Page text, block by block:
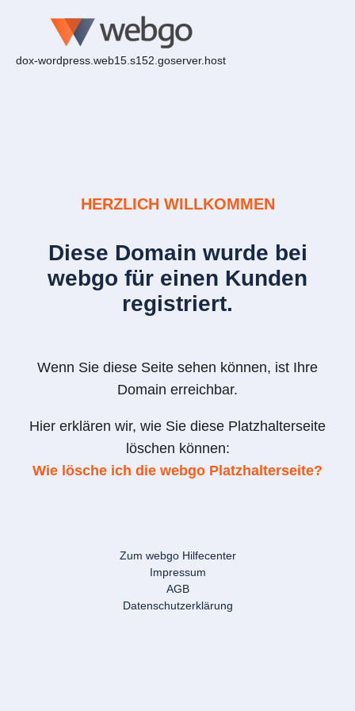
dox-wordpress.web15.s152.goserver.host
HERZLICH WILLKOMMEN
Diese Domain wurde bei
webgo für einen Kunden
registriert.
Wenn Sie diese Seite sehen können, ist Ihre
Domain erreichbar.
Hier erklären wir, wie Sie diese Platzhalterseite
löschen können:
Wie lösche ich die webgo Platzhalterseite?
Zum webgo Hilfecenter
Impressum
AGB
Datenschutzerklärung